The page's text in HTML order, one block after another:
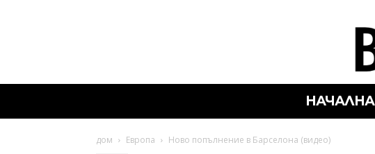
НАЧАЛНА
дом Европа Ново попълнение в Барселона (видео)